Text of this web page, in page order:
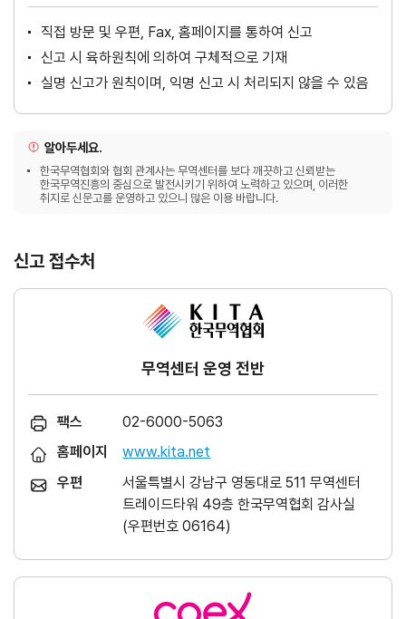
직접 방문 및 우편, Fax, 홈페이지를 통하여 신고
신고 시 육하원칙에 의하여 구체적으로 기재
실명 신고가 원칙이며, 익명 신고 시 처리되지 않을 수 있음
알아두세요.
한국무역협회와 협회 관계사는 무역센터를 보다 깨끗하고 신뢰받는
한국무역진흥의 중심으로 발전시키기 위하여 노력하고 있으며, 이러한
취지로 신문고를 운영하고 있으니 많은 이용 바랍니다.
신고 접수처
무역센터 운영 전반
팩스
02-6000-5063
홈페이지
www.kita.net
우편
서울특별시 강남구 영동대로 511 무역센터
트레이드타워 49층 한국무역협회 감사실
(우편번호 06164)